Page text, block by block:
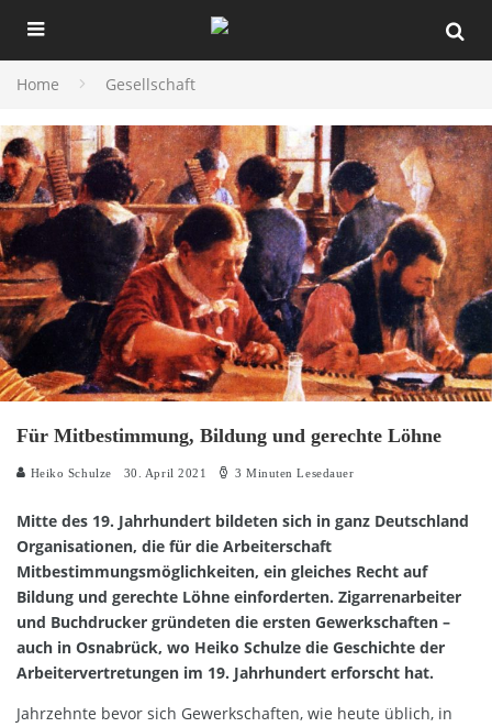
Home Gesellschaft
Für Mitbestimmung, Bildung und gerechte Löhne
Heiko Schulze 30. April 2021 3 Minuten Lesedauer
Mitte des 19. Jahrhundert bildeten sich in ganz Deutschland
Organisationen, die für die Arbeiterschaft
Mitbestimmungsmöglichkeiten, ein gleiches Recht auf
Bildung und gerechte Löhne einforderten. Zigarrenarbeiter
und Buchdrucker gründeten die ersten Gewerkschaften –
auch in Osnabrück, wo Heiko Schulze die Geschichte der
Arbeitervertretungen im 19. Jahrhundert erforscht hat.
Jahrzehnte bevor sich Gewerkschaften, wie heute üblich, in